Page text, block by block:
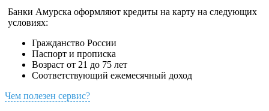
Банки Амурска оформляют кредиты на карту на следующих
условиях:
Гражданство России
Паспорт и прописка
Возраст от 21 до 75 лет
Соответствующий ежемесячный доход
Чем полезен сервис?